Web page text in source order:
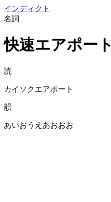
インディクト
名詞
快速エアポート
読
カイソクエアポート
韻
あいおうえあおおお